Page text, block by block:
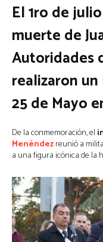
El 1ro de
muerte de
Autoridades
realizaron
25 de Mayo
De la conmemoración, el
Menéndezreunió a
a una figura icónica de la